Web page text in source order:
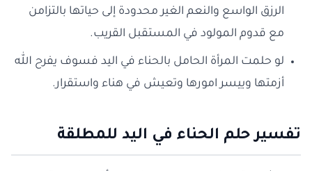
الرزق الواسع والنعم الغير محدودة إلى حياتها بالتزامن
مع قدوم المولود في المستقبل القريب.
لو حلمت المرأة الحامل بالحناء في اليد فسوف يفرح الله
أزمتها وييسر امورها وتعيش في هناء واستقرار.
تفسير حلم الحناء في اليد للمطلقة